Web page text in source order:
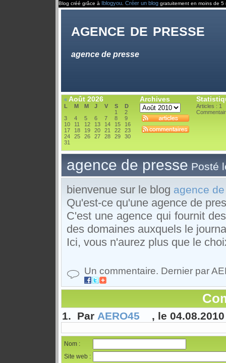
Blog créé grâce à Iblogyou Créer un blog gratuitement en moins de 5
agence de presse
agence de presse
« Août 2026
L M M J V S
D
1
2
3
4 5 6 7 8
9
10
11 12 13 14 15
16
17
18 19 20 21 22
23
24
25 26 27 28 29
30
31
Archives
Articles : 1
agence de presse Posté
bienvenue sur le blog agence
Qu'est-ce qu'une agence de
C'est une agence qui fournit
des domaines auxquels le
Ici, vous n'aurez plus que le
Un commentaire. Dernier par
1. Par AERO45 , le
Nom :
Site web :